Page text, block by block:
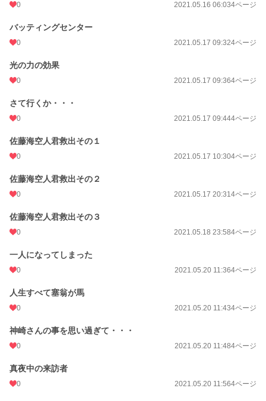
0 2021.05.16 06:034ページ
バッティングセンター
0 2021.05.17 09:324ページ
光の力の効果
0 2021.05.17 09:364ページ
さて行くか・・・
0 2021.05.17 09:444ページ
佐藤海空人君救出その１
0 2021.05.17 10:304ページ
佐藤海空人君救出その２
0 2021.05.17 20:314ページ
佐藤海空人君救出その３
0 2021.05.18 23:584ページ
一人になってしまった
0 2021.05.20 11:364ページ
人生すべて塞翁が馬
0 2021.05.20 11:434ページ
神崎さんの事を思い過ぎて・・・
0 2021.05.20 11:484ページ
真夜中の来訪者
0 2021.05.20 11:564ページ